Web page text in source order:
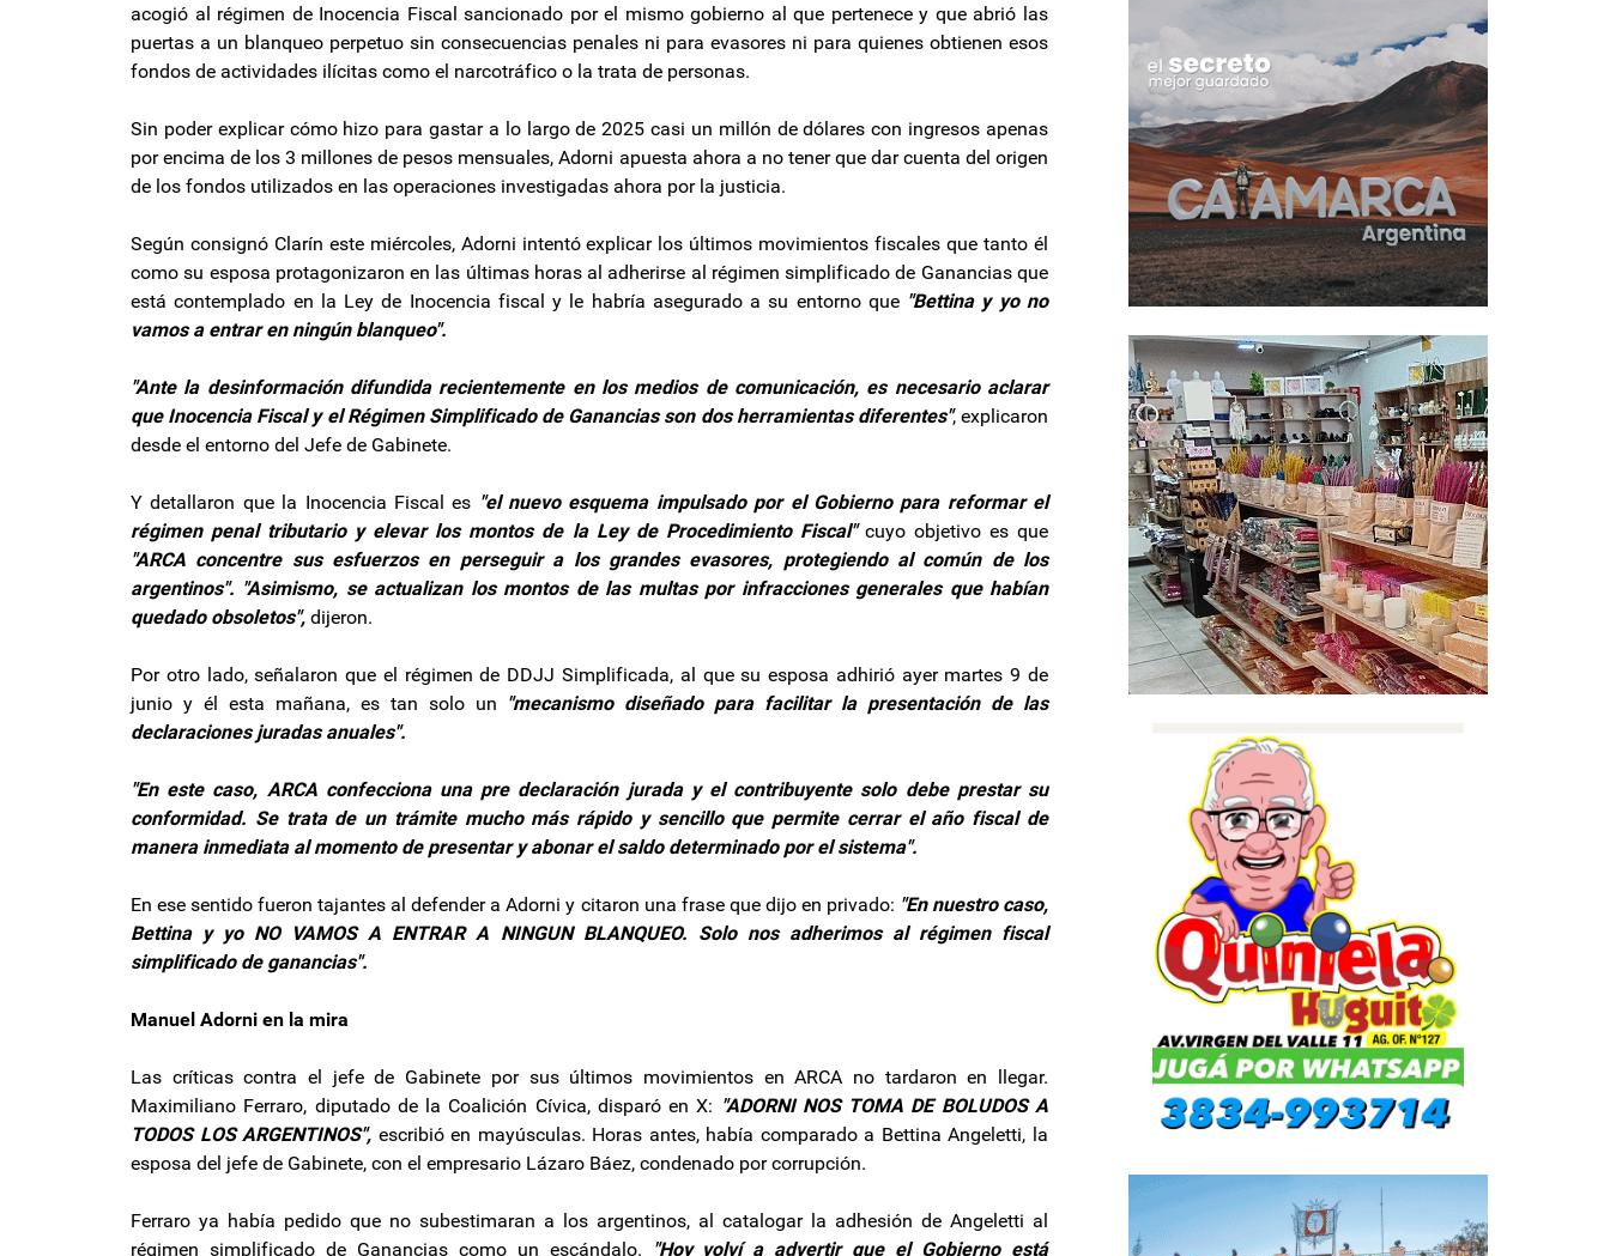
acogió al régimen de Inocencia Fiscal sancionado por el mismo gobierno al que pertenece y que abrió las
puertas a un blanqueo perpetuo sin consecuencias penales ni para evasores ni para quienes obtienen esos
fondos de actividades ilícitas como el narcotráfico o la trata de personas.
Sin poder explicar cómo hizo para gastar a lo largo de 2025 casi un millón de dólares con ingresos apenas
por encima de los 3 millones de pesos mensuales, Adorni apuesta ahora a no tener que dar cuenta del origen
de los fondos utilizados en las operaciones investigadas ahora por la justicia.
Según consignó Clarín este miércoles, Adorni intentó explicar los últimos movimientos fiscales que tanto él
como su esposa protagonizaron en las últimas horas al adherirse al régimen simplificado de Ganancias que
está contemplado en la Ley de Inocencia fiscal y le habría asegurado a su entorno que "Bettina y yo no
vamos a entrar en ningún blanqueo".
"Ante la desinformación difundida recientemente en los medios de comunicación, es necesario aclarar
que Inocencia Fiscal y el Régimen Simplificado de Ganancias son dos herramientas diferentes", explicaron
desde el entorno del Jefe de Gabinete.
Y detallaron que la Inocencia Fiscal es "el nuevo esquema impulsado por el Gobierno para reformar el
régimen penal tributario y elevar los montos de la Ley de Procedimiento Fiscal"cuyo objetivo es que
"ARCA concentre sus esfuerzos en perseguir a los grandes evasores, protegiendo al común de los
argentinos". "Asimismo, se actualizan los montos de las multas por infracciones generales que habían
quedado obsoletos", dijeron.
Por otro lado, señalaron que el régimen de DDJJ Simplificada, al que su esposa adhirió ayer martes 9 de
junio y él esta mañana, es tan solo un "mecanismo diseñado para facilitar la presentación de las
declaraciones juradas anuales".
"En este caso, ARCA confecciona una pre declaración jurada y el contribuyente solo debe prestar su
conformidad. Se trata de un trámite mucho más rápido y sencillo que permite cerrar el año fiscal de
manera inmediata al momento de presentar y abonar el saldo determinado por el sistema".
En ese sentido fueron tajantes al defender a Adorni y citaron una frase que dijo en privado: "En nuestro caso,
Bettina y yo NO VAMOS A ENTRAR A NINGUN BLANQUEO. Solo nos adherimos al régimen fiscal
simplificado de ganancias".
Manuel Adorni en la mira
Las críticas contra el jefe de Gabinete por sus últimos movimientos en ARCA no tardaron en llegar.
Maximiliano Ferraro, diputado de la Coalición Cívica, disparó en X: "ADORNI NOS TOMA DE BOLUDOS A
TODOS LOS ARGENTINOS", escribió en mayúsculas. Horas antes, había comparado a Bettina Angeletti, la
esposa del jefe de Gabinete, con el empresario Lázaro Báez, condenado por corrupción.
Ferraro ya había pedido que no subestimaran a los argentinos, al catalogar la adhesión de Angeletti al
régimen simplificado de Ganancias como un escándalo.
"Hoy volví a advertir que el Gobierno está